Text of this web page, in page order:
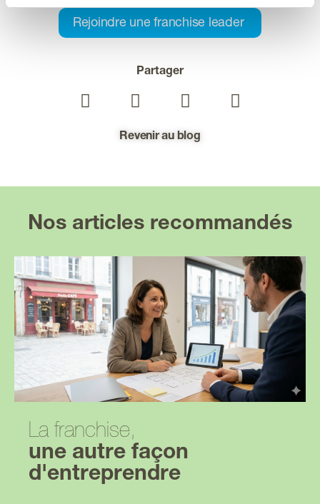
Rejoindre une franchise leader
Partager
Revenir au blog
Nos articles recommandés
La franchise,
une autre façon
d'entreprendre